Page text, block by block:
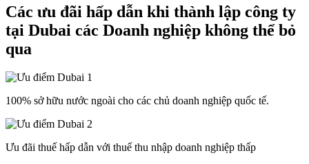
Các ưu đãi hấp dẫn khi thành lập công ty
tại Dubai các Doanh nghiệp không thể bỏ
qua
100% sở hữu nước ngoài cho các chủ doanh nghiệp quốc tế.
Ưu đãi thuế hấp dẫn với thuế thu nhập doanh nghiệp thấp